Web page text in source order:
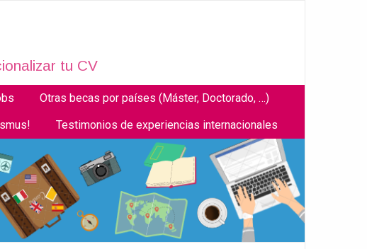
tu CV
Otras becas por países (Máster, Doctorado, …)
Testimonios de experiencias internacionales